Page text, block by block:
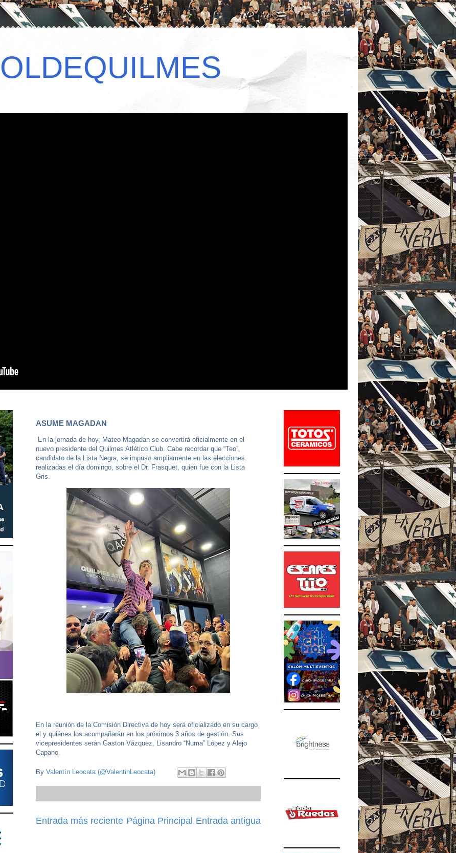
ASUME MAGADAN
En la jornada de hoy, Mateo Magadan se convertirá oficialmente en el
nuevo presidente del Quilmes Atlético Club. Cabe recordar que “Teo”,
candidato de la Lista Negra, se impuso ampliamente en las elecciones
realizadas el día domingo, sobre el Dr. Frasquet, quien fue con la Lista
Gris.
En la reunión de la Comisión Directiva de hoy será oficializado en su cargo
el y quiénes los acompañarán en los próximos 3 años de gestión. Sus
vicepresidentes serán Gaston Vázquez, Lisandro “Numa” López y Alejo
Capano.
By Valentín Leocata (@ValentinLeocata)
Entrada más reciente Entrada antigua
Página Principal